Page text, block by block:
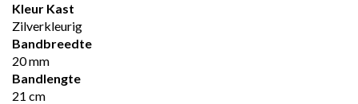
Kleur Kast
Zilverkleurig
Bandbreedte
20 mm
Bandlengte
21 cm